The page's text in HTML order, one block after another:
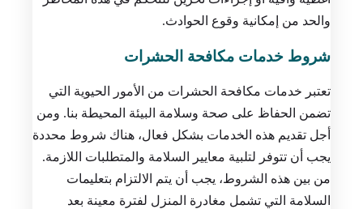
والحد من إمكانية وقوع الحوادث.
شروط خدمات مكافحة الحشرات
تعتبر خدمات مكافحة الحشرات من الأمور الحيوية التي
تضمن الحفاظ على صحة وسلامة البيئة المحيطة بنا. ومن
أجل تقديم هذه الخدمات بشكل فعال، هناك شروط محددة
يجب أن تتوفر لتلبية معايير السلامة والمتطلبات اللازمة.
من بين هذه الشروط، يجب أن يتم الالتزام بتعليمات
السلامة التي تشمل مغادرة المنزل لفترة معينة بعد